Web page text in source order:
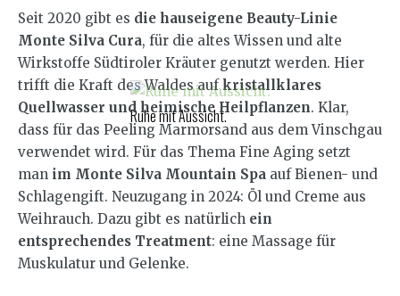
Ruhe mit Aussicht.
Seit 2020 gibt es die hauseigene Beauty-Linie
Monte Silva Cura, für die altes Wissen und alte
Wirkstoffe Südtiroler Kräuter genutzt werden. Hier
trifft die Kraft des Waldes aufkristallklares
Quellwasser und heimische Heilpflanzen. Klar,
dass für das Peeling Marmorsand aus dem Vinschgau
verwendet wird. Für das Thema Fine Aging setzt
man im Monte Silva Mountain Spa auf Bienen- und
Schlagengift. Neuzugang in 2024: Öl und Creme aus
Weihrauch. Dazu gibt es natürlich ein
entsprechendes Treatment: eine Massage für
Muskulatur und Gelenke.